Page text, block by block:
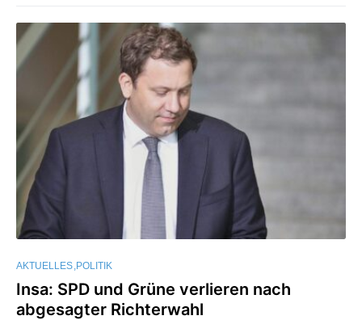
AKTUELLES POLITIK
Insa: SPD und Grüne verlieren nach
abgesagter Richterwahl